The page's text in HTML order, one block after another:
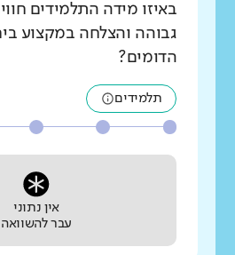
באיזו מידה התלמידים
גבוהה והצלחה במקצוע
הדומים?
תלמידים
אין נתוני
עבר להשוואה